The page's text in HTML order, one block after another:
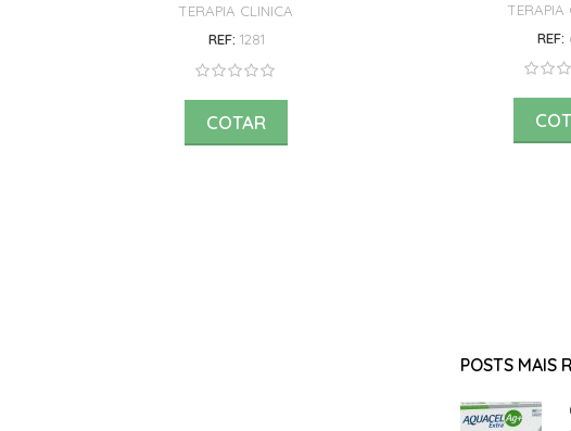
TERAPIA CLINICA
REF: 1281
COTAR
TERAPIA
REF:
POSTS MAIS